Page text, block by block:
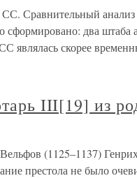
Сравнительный анализ
сформировано: два штаба
являлась скорее
III[19] из
(1125–1137)
престола не было